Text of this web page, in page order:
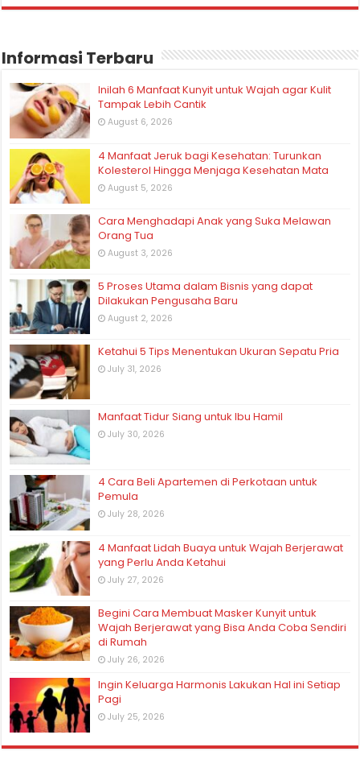
Informasi Terbaru
Inilah 6 Manfaat Kunyit untuk Wajah agar Kulit
Tampak Lebih Cantik
August 6, 2026
4 Manfaat Jeruk bagi Kesehatan: Turunkan
Kolesterol Hingga Menjaga Kesehatan Mata
August 5, 2026
Cara Menghadapi Anak yang Suka Melawan
Orang Tua
August 3, 2026
5 Proses Utama dalam Bisnis yang dapat
Dilakukan Pengusaha Baru
August 2, 2026
Ketahui 5 Tips Menentukan Ukuran Sepatu Pria
July 31, 2026
Manfaat Tidur Siang untuk Ibu Hamil
July 30, 2026
4 Cara Beli Apartemen di Perkotaan untuk
Pemula
July 28, 2026
4 Manfaat Lidah Buaya untuk Wajah Berjerawat
yang Perlu Anda Ketahui
July 27, 2026
Begini Cara Membuat Masker Kunyit untuk
Wajah Berjerawat yang Bisa Anda Coba Sendiri
di Rumah
July 26, 2026
Ingin Keluarga Harmonis Lakukan Hal ini Setiap
Pagi
July 25, 2026